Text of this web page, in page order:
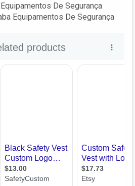
De Segurança
Equipamentos De Segurança